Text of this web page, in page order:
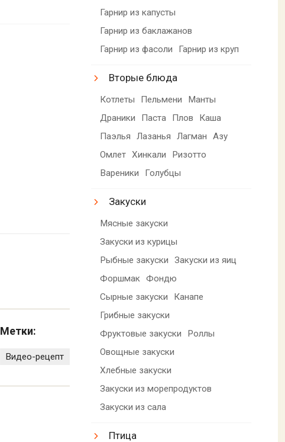
Метки:
Видео-рецепт
Гарнир из капусты
Гарнир из баклажанов
Гарнир из фасоли
Гарнир из круп
Вторые блюда
Котлеты Пельмени
Манты
Драники
Паста Плов
Каша
Паэлья
Лазанья Лагман
Азу
Омлет Хинкали
Ризотто
Вареники
Голубцы
Закуски
Мясные закуски
Закуски из курицы
Рыбные закуски
Закуски из яиц
Форшмак Фондю
Сырные закуски
Канапе
Грибные закуски
Фруктовые закуски
Роллы
Овощные закуски
Хлебные закуски
Закуски из морепродуктов
Закуски из сала
Птица